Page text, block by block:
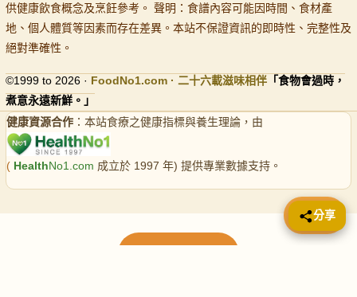
供健康飲食概念及烹飪參考。 聲明：食譜內容可能因時間、食材產
地、個人體質等因素而存在差異。本站不保證資訊的即時性、完整性及
絕對準確性。
©1999 to 2026 · FoodNo1.com · 二十六載滋味相伴 「食物會過時，
煮意永遠新鮮。」
健康資源合作 ：本站食療之健康指標與養生理論，由
( HealthNo1.com 成立於 1997 年) 提供專業數據支持。
📤 分享
分享